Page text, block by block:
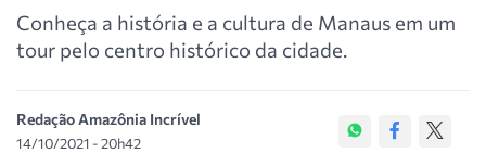
Conheça a história e a cultura de Manaus em um
tour pelo centro histórico da cidade.
Redação Amazônia Incrível
14/10/2021 - 20h42